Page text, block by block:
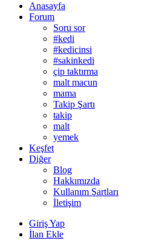
Anasayfa
Forum
Soru sor
#kedi
#kedicinsi
#sakinkedi
çip taktırma
malt macun
mama
Takip Şartı
takip
malt
yemek
Keşfet
Diğer
Blog
Hakkımızda
Kullanım Şartları
İletişim
Giriş Yap
İlan Ekle